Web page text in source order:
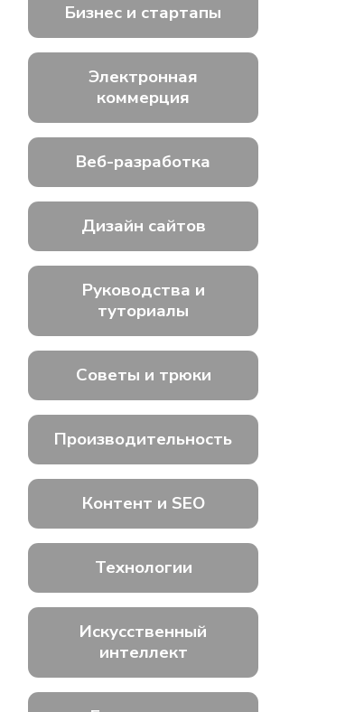
Бизнес и стартапы
Электронная
коммерция
Веб-разработка
Дизайн сайтов
Руководства и
туториалы
Советы и трюки
Производительность
Контент и SEO
Технологии
Искусственный
интеллект